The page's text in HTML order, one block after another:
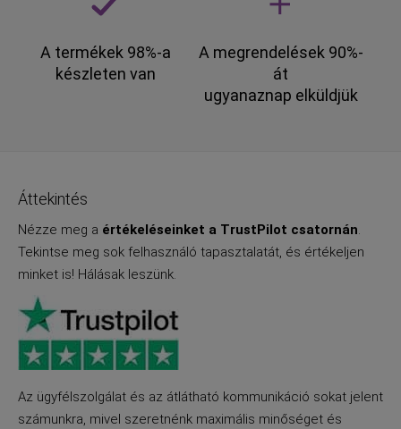
A termékek 98%-a
készleten van
A megrendelések 90%-
át
ugyanaznap elküldjük
Áttekintés
Nézze meg a értékeléseinket a TrustPilot csatornán.
Tekintse meg sok felhasználó tapasztalatát, és értékeljen
minket is! Hálásak leszünk.
Az ügyfélszolgálat és az átlátható kommunikáció sokat jelent
számunkra, mivel szeretnénk maximális minőséget és